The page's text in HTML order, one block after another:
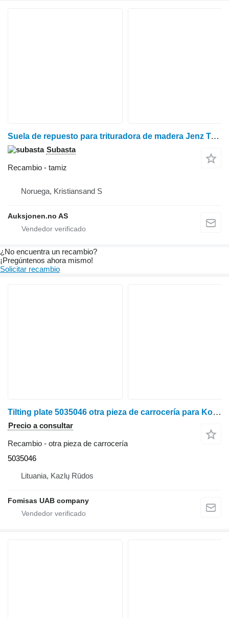
Suela de repuesto para trituradora de madera Jenz Terminal – aprox. 133 cm tamiz para Jenz TERMINAL FLISHUGGER biotrituradora
Subasta
Recambio - tamiz
Noruega, Kristiansand S
Auksjonen.no AS
¿No encuentra un recambio?
¡Pregúntenos ahora mismo!
Solicitar recambio
Tilting plate 5035046 otra pieza de carrocería para Komatsu 901.4 procesadora forestal
Precio a consultar
Recambio - otra pieza de carrocería
5035046
Lituania, Kazlų Rūdos
Fomisas UAB company